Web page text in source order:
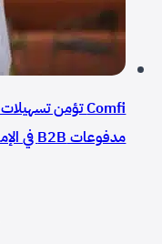
مدفوعات B2B في الإمارات والسعودية